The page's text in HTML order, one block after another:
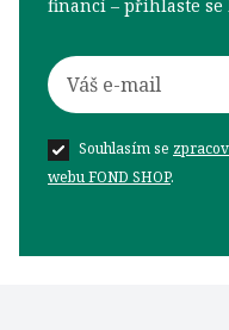
financí –⁠⁠⁠⁠⁠⁠ přihlaste se
Souhlasím se
webu FOND SHOP.